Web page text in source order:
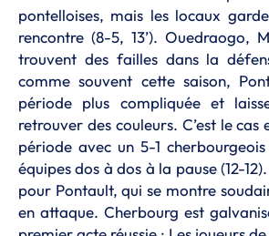
pontelloises, mais les locaux
rencontre (8-5, 13’). Ouedraogo,
trouvent des failles dans la
comme souvent cette saison,
période plus compliquée et
retrouver des couleurs. C’est le
période avec un 5-1
équipes dos à dos à la pause (12-
pour Pontault, qui se montre
en attaque. Cherbourg est